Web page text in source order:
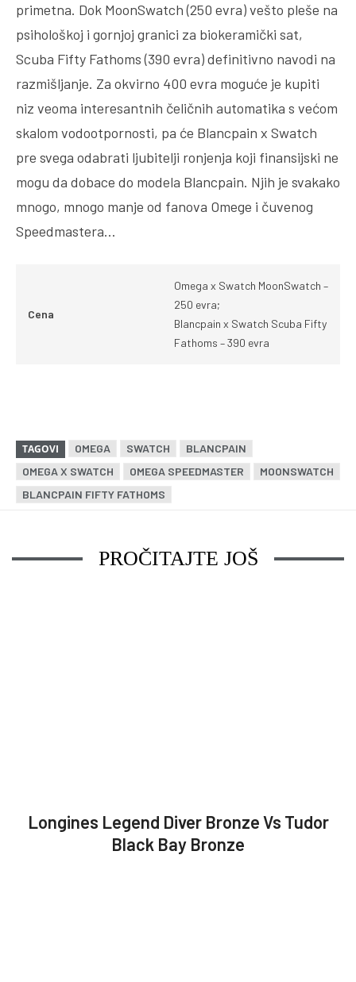
primetna. Dok MoonSwatch (250 evra) vešto pleše na
psihološkoj i gornjoj granici za biokeramički sat,
Scuba Fifty Fathoms (390 evra) definitivno navodi na
razmišljanje. Za okvirno 400 evra moguće je kupiti
niz veoma interesantnih čeličnih automatika s većom
skalom vodootpornosti, pa će Blancpain x Swatch
pre svega odabrati ljubitelji ronjenja koji finansijski ne
mogu da dobace do modela Blancpain. Njih je svakako
mnogo, mnogo manje od fanova Omege i čuvenog
Speedmastera…
Cena
Omega x Swatch MoonSwatch –
250 evra;
Blancpain x Swatch Scuba Fifty
Fathoms – 390 evra
TAGOVI OMEGA SWATCH
BLANCPAIN
OMEGA X SWATCH
OMEGA SPEEDMASTER
MOONSWATCH
BLANCPAIN FIFTY FATHOMS
PROČITAJTE JOŠ
Longines Legend Diver Bronze Vs Tudor
Black Bay Bronze